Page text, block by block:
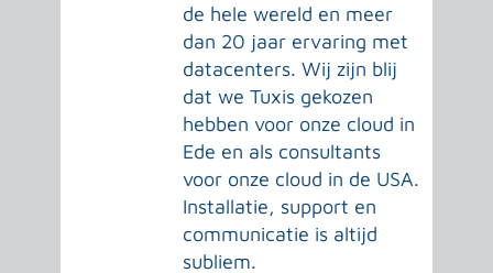
de hele wereld en meer
dan 20 jaar ervaring met
datacenters. Wij zijn blij
dat we Tuxis gekozen
hebben voor onze cloud in
Ede en als consultants
voor onze cloud in de USA.
Installatie, support en
communicatie is altijd
subliem.